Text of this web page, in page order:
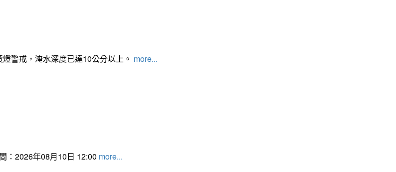
警戒，淹水深度已達10公分以上。​​​ more...
：2026年08月10日 12:00 more...